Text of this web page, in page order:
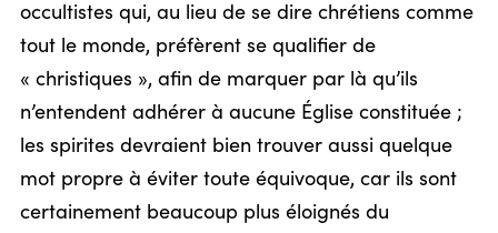
occultistes qui, au lieu de se dire chrétiens comme
tout le monde, préfèrent se qualifier de
« christiques », afin de marquer par là qu’ils
n’entendent adhérer à aucune Église constituée ;
les spirites devraient bien trouver aussi quelque
mot propre à éviter toute équivoque, car ils sont
certainement beaucoup plus éloignés du